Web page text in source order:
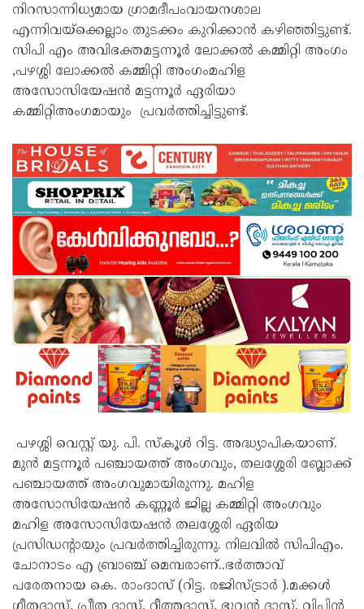
നിറസാന്നിധ്യമായ ഗ്രാമദീപംവായനശാല
എന്നിവയ്ക്കെല്ലാം തുടക്കം കുറിക്കാൻ കഴിഞ്ഞിട്ടുണ്ട്.
സിപി എം അവിഭക്തമട്ടന്നൂർ ലോക്കൽ കമ്മിറ്റി അംഗം
,പഴശ്ശി ലോക്കൽ കമ്മിറ്റി അംഗംമഹിള
അസോസിയേഷൻ മട്ടന്നൂർ ഏരിയാ
കമ്മിറ്റിഅംഗമായും പ്രവർത്തിച്ചിട്ടുണ്ട്.
പഴശ്ശി വെസ്റ്റ് യു. പി. സ്കൂൾ റിട്ട. അദ്ധ്യാപികയാണ്.
മുൻ മട്ടന്നൂർ പഞ്ചായത്ത്‌ അംഗവും, തലശ്ശേരി ബ്ലോക്ക്‌
പഞ്ചായത്ത്‌ അംഗവുമായിരുന്നു. മഹിള
അസോസിയേഷൻ കണ്ണൂർ ജില്ല കമ്മിറ്റി അംഗവും
മഹിള അസോസിയേഷൻ തലശ്ശേരി ഏരിയ
പ്രസിഡൻ്റായും പ്രവർത്തിച്ചിരുന്നു. നിലവിൽ സിപിഎം.
ചോനാടം എ ബ്രാഞ്ച് മെമ്പരാണ്..ഭർത്താവ്
പരേതനായ കെ. രാംദാസ് (റിട്ട. രജിസ്ട്രാർ ).മക്കൾ